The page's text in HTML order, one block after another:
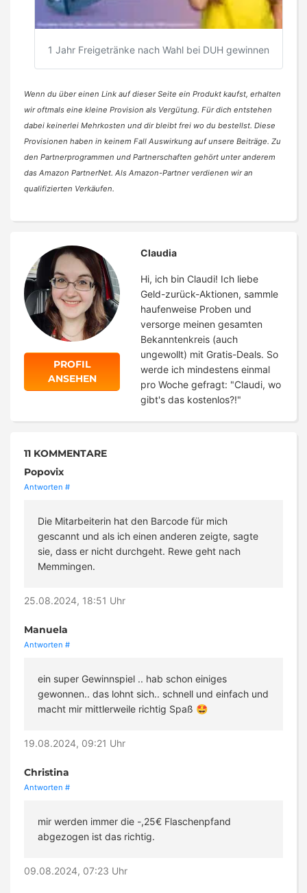
1 Jahr Freigetränke nach Wahl bei DUH gewinnen
Wenn du über einen Link auf dieser Seite ein Produkt kaufst, erhalten
wir oftmals eine kleine Provision als Vergütung. Für dich entstehen
dabei keinerlei Mehrkosten und dir bleibt frei wo du bestellst. Diese
Provisionen haben in keinem Fall Auswirkung auf unsere Beiträge. Zu
den Partnerprogrammen und Partnerschaften gehört unter anderem
das Amazon PartnerNet. Als Amazon-Partner verdienen wir an
qualifizierten Verkäufen.
PROFIL
ANSEHEN
Claudia
Hi, ich bin Claudi! Ich liebe
Geld-zurück-Aktionen, sammle
haufenweise Proben und
versorge meinen gesamten
Bekanntenkreis (auch
ungewollt) mit Gratis-Deals. So
werde ich mindestens einmal
pro Woche gefragt: "Claudi, wo
gibt's das kostenlos?!"
11 KOMMENTARE
Popovix
Antworten #
Die Mitarbeiterin hat den Barcode für mich
gescannt und als ich einen anderen zeigte, sagte
sie, dass er nicht durchgeht. Rewe geht nach
Memmingen.
25.08.2024, 18:51 Uhr
Manuela
Antworten #
ein super Gewinnspiel .. hab schon einiges
gewonnen.. das lohnt sich.. schnell und einfach und
macht mir mittlerweile richtig Spaß 🤩
19.08.2024, 09:21 Uhr
Christina
Antworten #
mir werden immer die -,25€ Flaschenpfand
abgezogen ist das richtig.
09.08.2024, 07:23 Uhr